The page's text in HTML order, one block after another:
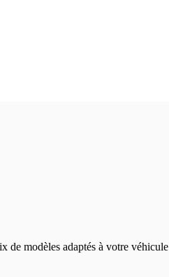
de modèles adaptés à votre